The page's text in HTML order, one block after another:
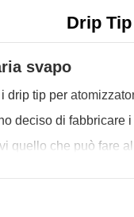
Drip
svapo
drip tip per
deciso di
quello che può fare